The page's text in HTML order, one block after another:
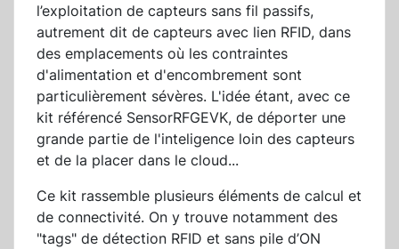
l’exploitation de capteurs sans fil passifs,
autrement dit de capteurs avec lien RFID, dans
des emplacements où les contraintes
d'alimentation et d'encombrement sont
particulièrement sévères. L'idée étant, avec ce
kit référencé SensorRFGEVK, de déporter une
grande partie de l'inteligence loin des capteurs
et de la placer dans le cloud...
Ce kit rassemble plusieurs éléments de calcul et
de connectivité. On y trouve notamment des
"tags" de détection RFID et sans pile d’ON